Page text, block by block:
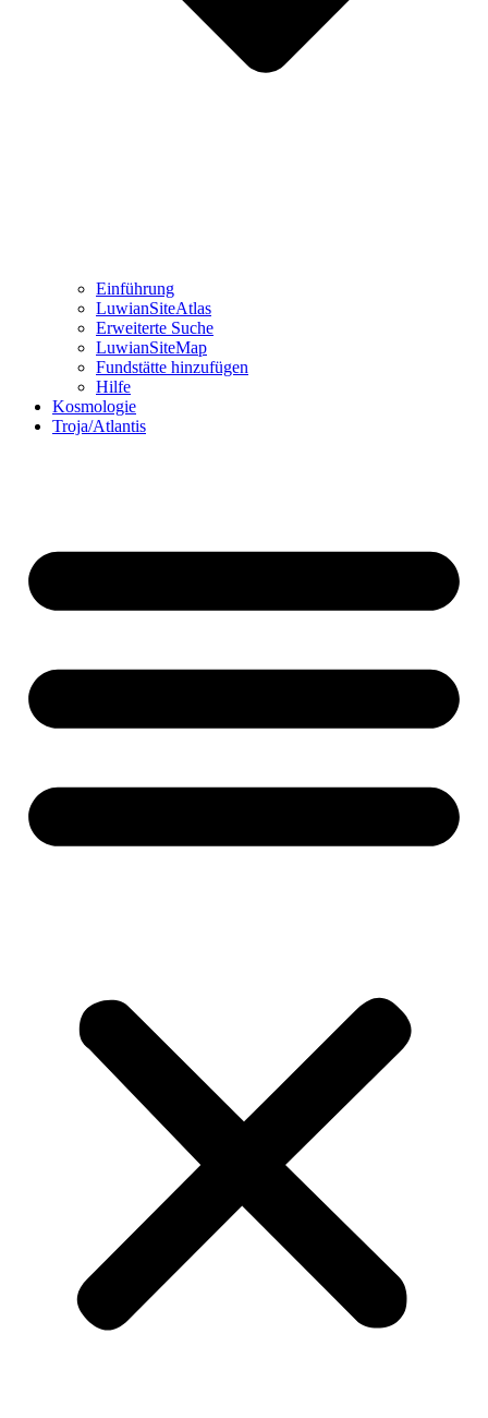
Einführung
LuwianSiteAtlas
Erweiterte Suche
LuwianSiteMap
Fundstätte hinzufügen
Hilfe
Kosmologie
Troja/Atlantis